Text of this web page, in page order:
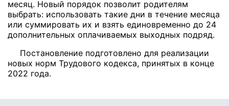
месяц. Новый порядок позволит родителям
выбрать: использовать такие дни в течение месяца
или суммировать их и взять единовременно до 24
дополнительных оплачиваемых выходных подряд.
Постановление подготовлено для реализации
новых норм Трудового кодекса, принятых в конце
2022 года.